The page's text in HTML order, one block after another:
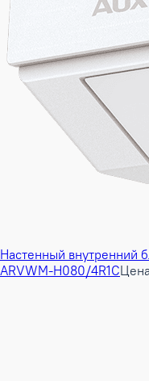
Настенный внутренний
ARVWM-H080/4R1C